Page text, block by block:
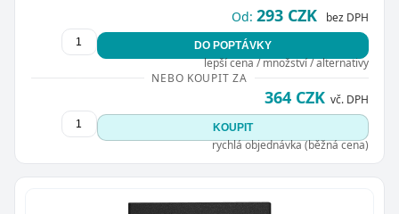
Od: 293 CZK bez DPH
DO POPTÁVKY
lepší cena / množství / alternativy
NEBO KOUPIT ZA
364 CZK vč. DPH
KOUPIT
rychlá objednávka (běžná cena)